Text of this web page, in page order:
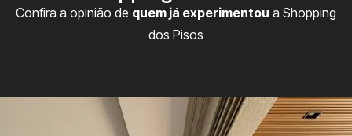
Confira a opinião de quem já experimentou a Shopping
dos Pisos